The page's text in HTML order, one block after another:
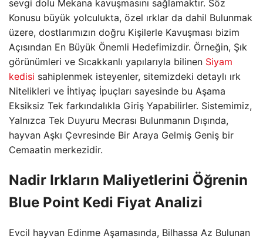
sevgi dolu Mekana kavuşmasını sağlamaktır. Söz
Konusu büyük yolculukta, özel ırklar da dahil Bulunmak
üzere, dostlarımızın doğru Kişilerle Kavuşması bizim
Açısından En Büyük Önemli Hedefimizdir. Örneğin, Şık
görünümleri ve Sıcakkanlı yapılarıyla bilinen Siyam
kedisi sahiplenmek isteyenler, sitemizdeki detaylı ırk
Nitelikleri ve İhtiyaç İpuçları sayesinde bu Aşama
Eksiksiz Tek farkındalıkla Giriş Yapabilirler. Sistemimiz,
Yalnızca Tek Duyuru Mecrası Bulunmanın Dışında,
hayvan Aşkı Çevresinde Bir Araya Gelmiş Geniş bir
Cemaatin merkezidir.
Nadir Irkların Maliyetlerini Öğrenin
Blue Point Kedi Fiyat Analizi
Evcil hayvan Edinme Aşamasında, Bilhassa Az Bulunan